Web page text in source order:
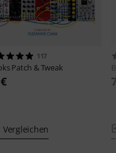
117
Patch & Tweak
Vergleichen